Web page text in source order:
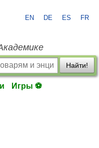
EN DE ES FR
Найти!
Игры ⚽